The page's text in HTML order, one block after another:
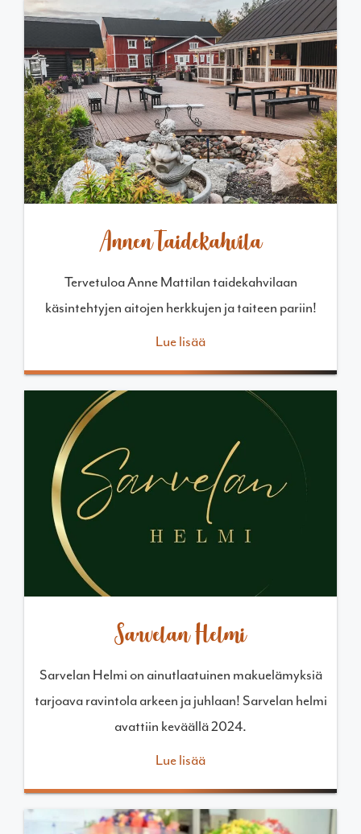
Annen Taidekahvila
Tervetuloa Anne Mattilan taidekahvilaan
käsintehtyjen aitojen herkkujen ja taiteen pariin!
Lue lisää
Sarvelan Helmi
Sarvelan Helmi on ainutlaatuinen makuelämyksiä
tarjoava ravintola arkeen ja juhlaan! Sarvelan helmi
avattiin keväällä 2024.
Lue lisää